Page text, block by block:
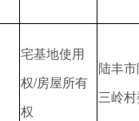
宅基地使用
权/房屋所有
权
陆丰
三岭